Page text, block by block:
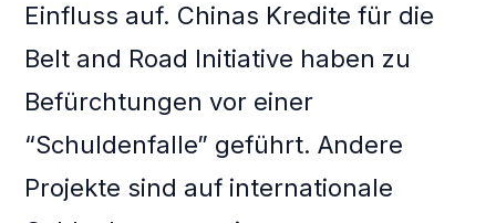
Einfluss auf. Chinas Kredite für die
Belt and Road Initiative haben zu
Befürchtungen vor einer
“Schuldenfalle” geführt. Andere
Projekte sind auf internationale